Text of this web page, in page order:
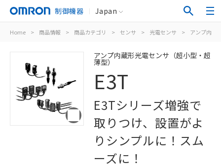
制御機器 Japan
Home > 商品情報 > 商品カテゴリ > センサ > 光電センサ > アンプ内蔵
アンプ内蔵形光電センサ（超小型・超
薄型）
E3T
E3Tシリーズ増強で
取りつけ、設置がよ
りシンプルに！スム
ーズに！